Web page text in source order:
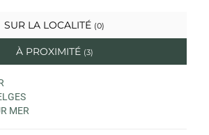
SUR LA LOCALITÉ (0)
À PROXIMITÉ (3)
MER